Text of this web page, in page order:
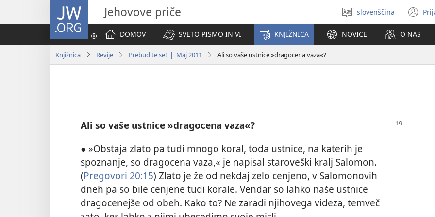
JW.ORG Jehovove priče
Izberite
jezik
slovenščina
DOMOV
SVETO PISMO IN VI KNJIŽNICA NOVICE O NAS
Knjižnica Revije Prebudite se! | Maj 2011 Ali so vaše ustnice »dragocena vaza«?
Ali so vaše ustnice »dragocena vaza«?
● »Obstaja zlato pa tudi mnogo koral, toda ustnice, na katerih je
spoznanje, so dragocena vaza,« je napisal staroveški kralj Salomon.
(Pregovori 20:15) Zlato je že od nekdaj zelo cenjeno, v Salomonovih
dneh pa so bile cenjene tudi korale. Vendar so lahko naše ustnice
dragocenejše od obeh. Kako to? Ne zaradi njihovega videza, temveč